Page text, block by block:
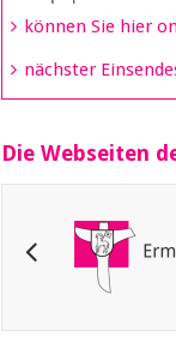
können Sie hier
nächster
Die Webseiten